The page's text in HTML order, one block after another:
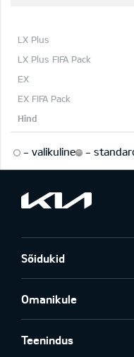
- valikuline -
Sõidukid
Omanikule
Teenindus